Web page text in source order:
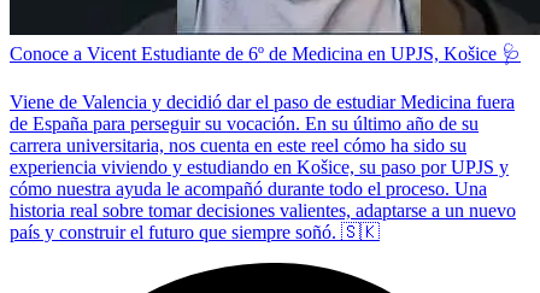
Conoce a Vicent Estudiante de 6º de Medicina en UPJS, Košice 🩺
Viene de Valencia y decidió dar el paso de estudiar Medicina fuera
de España para perseguir su vocación. En su último año de su
carrera universitaria, nos cuenta en este reel cómo ha sido su
experiencia viviendo y estudiando en Košice, su paso por UPJS y
cómo nuestra ayuda le acompañó durante todo el proceso. Una
historia real sobre tomar decisiones valientes, adaptarse a un nuevo
país y construir el futuro que siempre soñó. 🇸🇰